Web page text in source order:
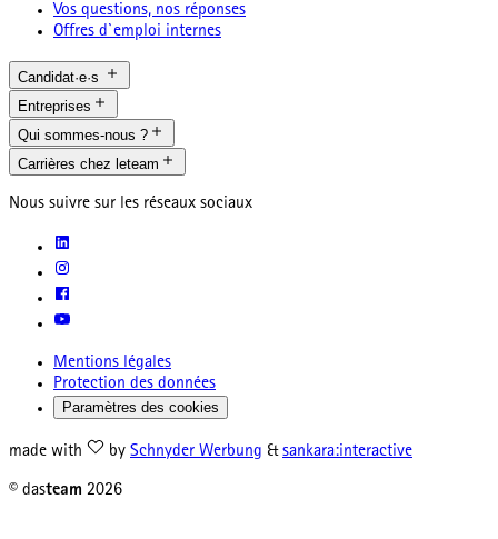
Vos questions, nos réponses
Offres d`emploi internes
Candidat·e·s
Entreprises
Qui sommes-nous ?
Carrières chez leteam
Nous suivre sur les réseaux sociaux
Mentions légales
Protection des données
Paramètres des cookies
made with by Schnyder Werbung & sankara:interactive
© dasteam 2026